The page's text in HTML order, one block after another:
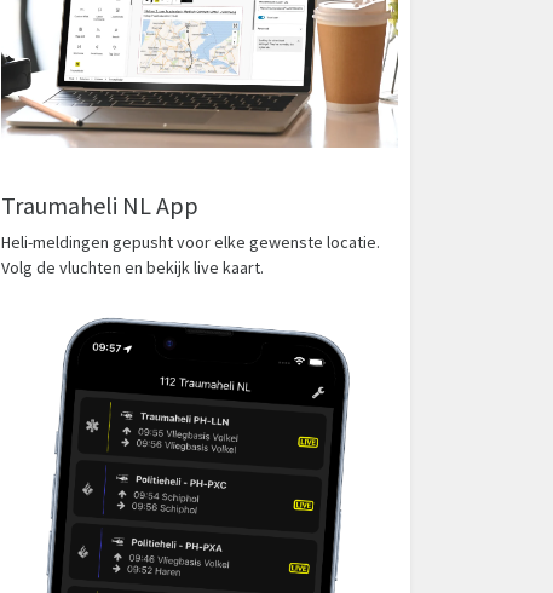
Traumaheli NL App
Heli-meldingen gepusht voor elke gewenste locatie.
Volg de vluchten en bekijk live kaart.